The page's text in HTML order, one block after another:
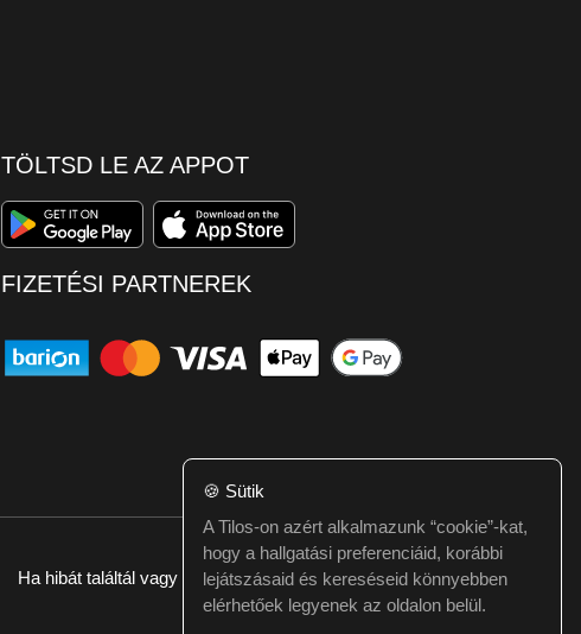
TÖLTSD LE AZ APPOT
FIZETÉSI PARTNEREK
Ha hibát találtál vagy kérdésed van itt jelezd:webmester@tilos.hu
🍪 Sütik
A Tilos-on azért alkalmazunk “cookie”-kat,
hogy a hallgatási preferenciáid, korábbi
lejátszásaid és kereséseid könnyebben
elérhetőek legyenek az oldalon belül.